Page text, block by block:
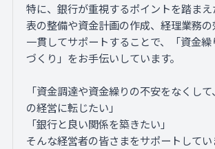
特に、銀行が重視するポイントを踏ま
表の整備や資金計画の作成、経理業務
一貫してサポートすることで、「資金
づくり」をお手伝いしています。
「資金調達や資金繰りの不安をなくし
の経営に転じたい」
「銀行と良い関係を築きたい」
そんな経営者の皆さまをサポートしてい